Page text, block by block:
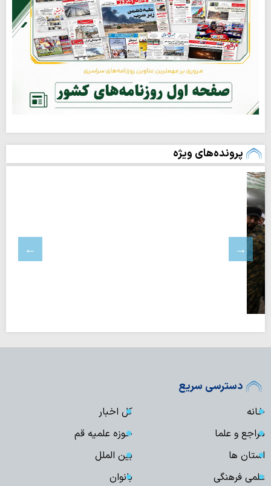
پرونده‌های ویژه
دسترسی سریع
خانه
کل اخبار
مراجع و علما
حوزه علمیه قم
استان ها
بین الملل
علمی فرهنگی
بانوان